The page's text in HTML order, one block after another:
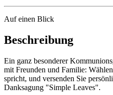
Auf einen Blick
Beschreibung
Ein ganz besonderer
mit Freunden und Familie:
spricht, und versenden Sie
Danksagung "Simple Leaves".